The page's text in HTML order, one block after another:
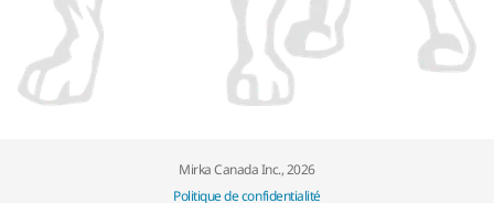
Mirka Canada Inc., 2026
Politique de confidentialité